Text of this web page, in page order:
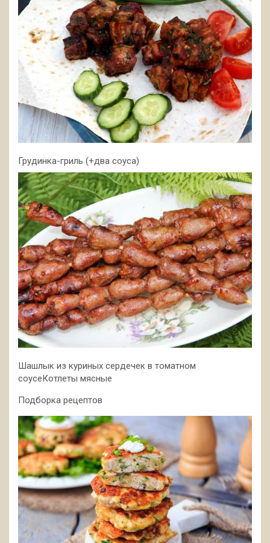
Грудинка-гриль (+два соуса)
Шашлык из куриных сердечек в томатном
соусеКотлеты мясные
Подборка рецептов